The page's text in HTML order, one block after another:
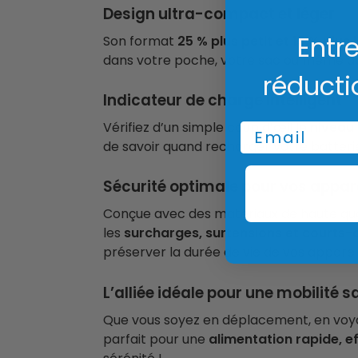
Design ultra-compact et léger
Son format 25 % plus petit et 15 % plus
dans votre poche, votre sac ou même
Indicateur de charge intelligent
Vérifiez d’un simple coup d’œil le
de savoir quand recharger votre
Sécurité optimale pour vos
Conçue avec des matériaux de haute
les surcharges, surtensions et courts-
préserver la durée de vie de vos
L’alliée idéale pour une mobilité
Que vous soyez en déplacement, en
parfait pour une alimentation rapide,
Email